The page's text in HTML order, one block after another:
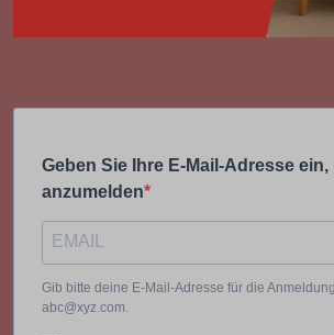
Geben Sie Ihre E-Mail-Adresse ein,
anzumelden
Gib bitte deine E-Mail-Adresse für die
abc@xyz.com.